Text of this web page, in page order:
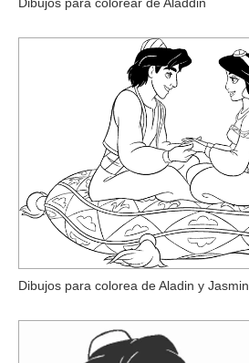
Dibujos para colorea de Aladin y Jasmin